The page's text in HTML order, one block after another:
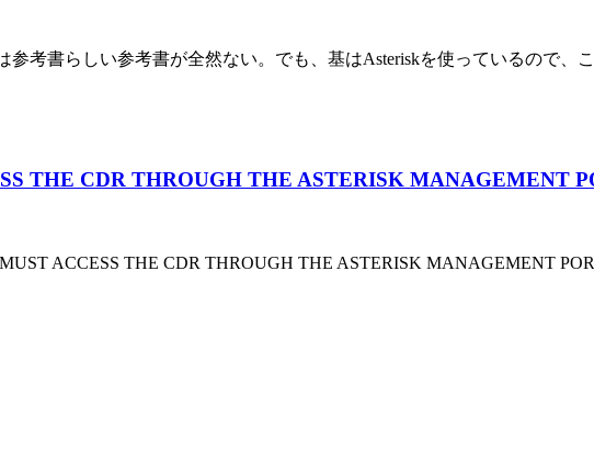
考書らしい参考書が全然ない。でも、基はAsteriskを使っているので、
THE CDR THROUGH THE ASTERISK MANAGEMENT
ACCESS THE CDR THROUGH THE ASTERISK MANAGEMENT